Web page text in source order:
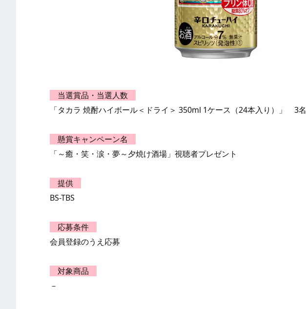
当選賞品・当選人数
「タカラ 焼酎ハイボール＜ドライ＞ 350ml 1ケース（24本入り）」 3名
懸賞キャンペーン名
「～癒・笑・涙・夢～夕焼け酒場」視聴者プレゼント
提供
BS-TBS
応募条件
会員登録のうえ応募
対象商品
－